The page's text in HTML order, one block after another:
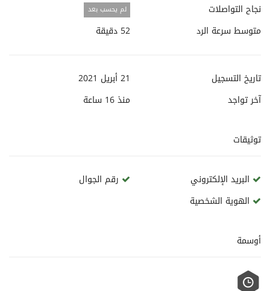
نجاح التواصلات لم يحسب بعد
متوسط سرعة الرد 52 دقيقة
تاريخ التسجيل
21 أبريل 2021
آخر تواجد
منذ16 ساعة
توثيقات
البريد الإلكتروني
رقم الجوال
الهوية الشخصية
أوسمة